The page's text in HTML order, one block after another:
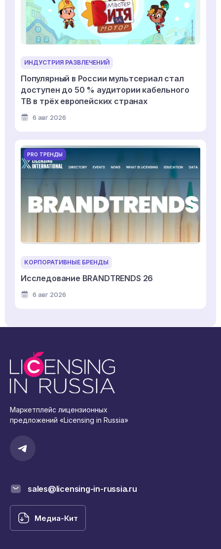
ИНДУСТРИЯ РАЗВЛЕЧЕНИЙ
Популярный в России мультсериал стал
доступен до 50 % аудитории кабельного
ТВ в трёх европейских странах
6 авг 2026
PRO ТРЕНДЫ
КОРПОРАТИВНЫЕ БРЕНДЫ
Исследование BRANDTRENDS 26
6 авг 2026
Маркетплейс лицензионных
предложений «Licensing in Russia»
sales@licensing-in-russia.ru
Медиа-Кит